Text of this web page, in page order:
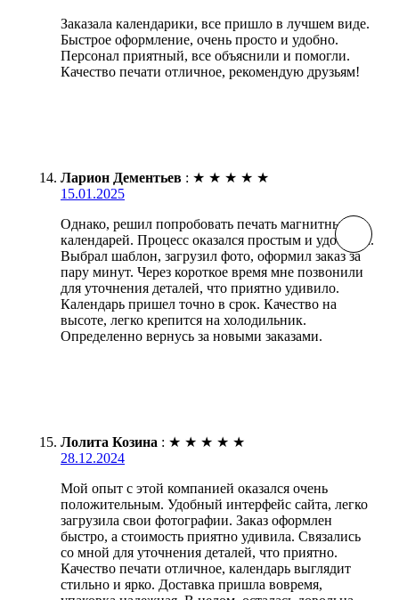
Заказала календарики, все пришло в лучшем виде.
Быстрое оформление, очень просто и удобно.
Персонал приятный, все объяснили и помогли.
Качество печати отличное, рекомендую друзьям!
Ларион Дементьев : ★ ★ ★ ★ ★
15.01.2025
Однако, решил попробовать печать магнитных
календарей. Процесс оказался простым и удобным.
Выбрал шаблон, загрузил фото, оформил заказ за
пару минут. Через короткое время мне позвонили
для уточнения деталей, что приятно удивило.
Календарь пришел точно в срок. Качество на
высоте, легко крепится на холодильник.
Определенно вернусь за новыми заказами.
Лолита Козина : ★ ★ ★ ★ ★
28.12.2024
Мой опыт с этой компанией оказался очень
положительным. Удобный интерфейс сайта, легко
загрузила свои фотографии. Заказ оформлен
быстро, а стоимость приятно удивила. Связались
со мной для уточнения деталей, что приятно.
Качество печати отличное, календарь выглядит
стильно и ярко. Доставка пришла вовремя,